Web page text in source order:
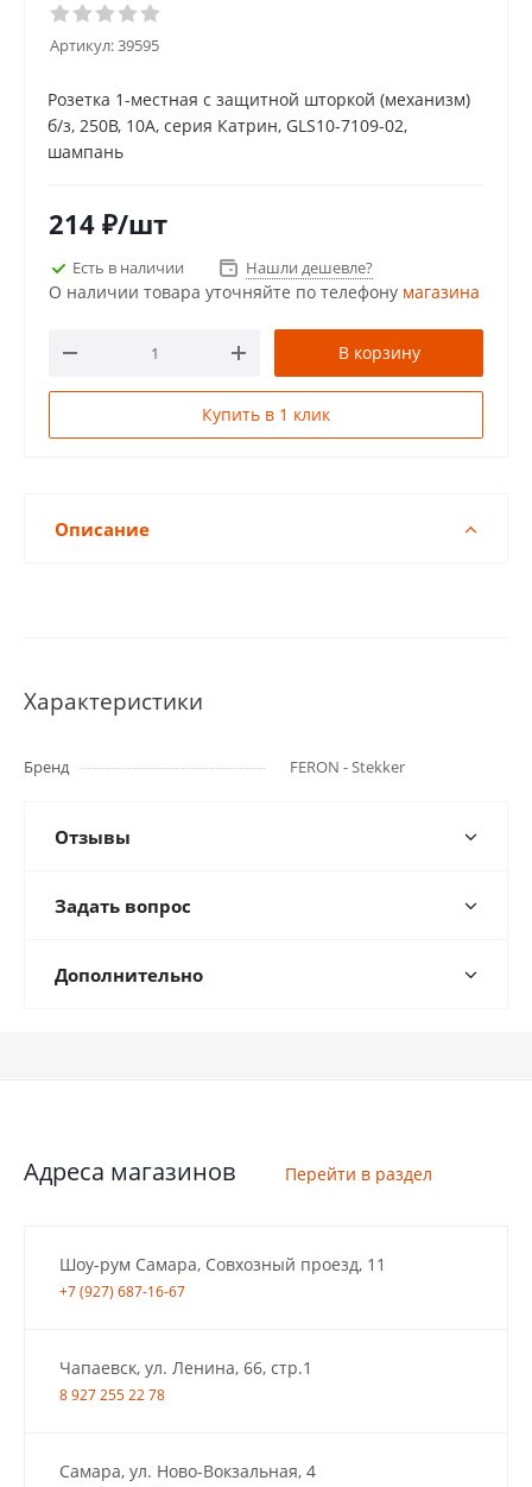
Артикул:39595
Розетка 1-местная с защитной шторкой (механизм)
б/з, 250В, 10А, серия Катрин, GLS10-7109-02,
шампань
214 ₽/шт
Есть в наличии Нашли дешевле?
О наличии товара уточняйте по телефону магазина
В корзину
Купить в 1 клик
Описание
Характеристики
Бренд FERON - Stekker
Отзывы
Задать вопрос
Дополнительно
Адреса магазинов Перейти в раздел
Шоу-рум Самара, Совхозный проезд, 11
+7 (927) 687-16-67
Чапаевск, ул. Ленина, 66, стр.1
8 927 255 22 78
Самара, ул. Ново-Вокзальная, 4